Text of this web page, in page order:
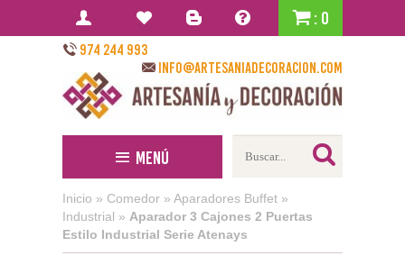
: 0
974 244 993
info@artesaniadecoracion.com
Menú
Inicio » Comedor » Aparadores Buffet »
Industrial » Aparador 3 Cajones 2 Puertas
Estilo Industrial Serie Atenays